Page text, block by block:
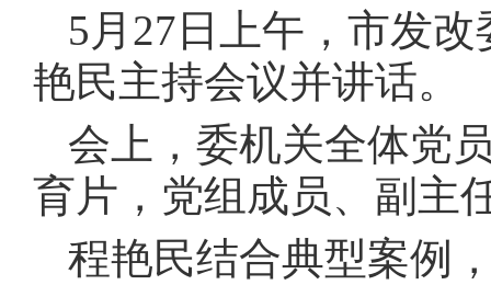
5月27日上午，市发
艳民主持会议并讲话。
会上，委机关全体党
育片，党组成员、副主
程艳民结合典型案例